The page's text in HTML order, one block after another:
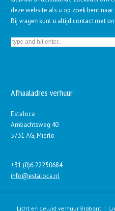
deze website als u op zoek bent
Bij vragen kunt u altijd contact met
Afhaaladres verhuur
Estaloca
Ambachtsweg 40
5731 AG, Mierlo
+31 (0)6 22250684
info@estaloca.nl
Licht en geluid verhuur Brabant